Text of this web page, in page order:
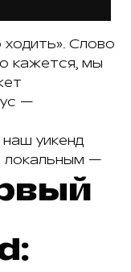
Слово
кажется, мы
—
уикенд
локальным —